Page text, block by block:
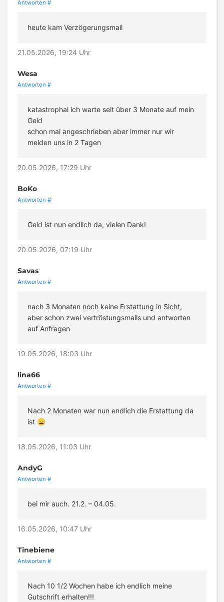
Antworten #
heute kam Verzögerungsmail
21.05.2026, 19:24 Uhr
Wesa
Antworten #
katastrophal ich warte seit über 3 Monate auf mein
Geld
schon mal angeschrieben aber immer nur wir
melden uns in 2 Tagen
20.05.2026, 17:29 Uhr
BoKo
Antworten #
Geld ist nun endlich da, vielen Dank!
20.05.2026, 07:19 Uhr
Savas
Antworten #
nach 3 Monaten noch keine Erstattung in Sicht,
aber schon zwei vertröstungsmails und antworten
auf Anfragen
19.05.2026, 18:03 Uhr
lina66
Antworten #
Nach 2 Monaten war nun endlich die Erstattung da
ist 😄
18.05.2026, 11:03 Uhr
AndyG
Antworten #
bei mir auch. 21.2. – 04.05.
16.05.2026, 10:47 Uhr
Tinebiene
Antworten #
Nach 10 1/2 Wochen habe ich endlich meine
Gutschrift erhalten!!!